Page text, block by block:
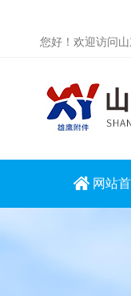
您好！欢迎访问
网站